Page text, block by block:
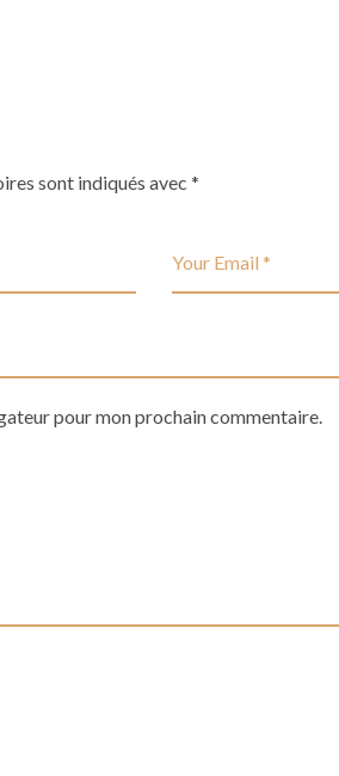
sont indiqués avec *
pour mon prochain commentaire.